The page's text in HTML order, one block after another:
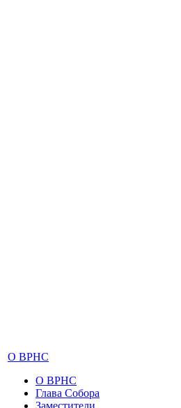
О ВРНС
О ВРНС
Глава Собора
Заместители